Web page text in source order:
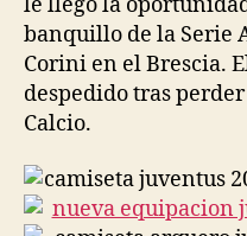
banquillo de la Serie
Corini en el Brescia.
despedido tras
Calcio.